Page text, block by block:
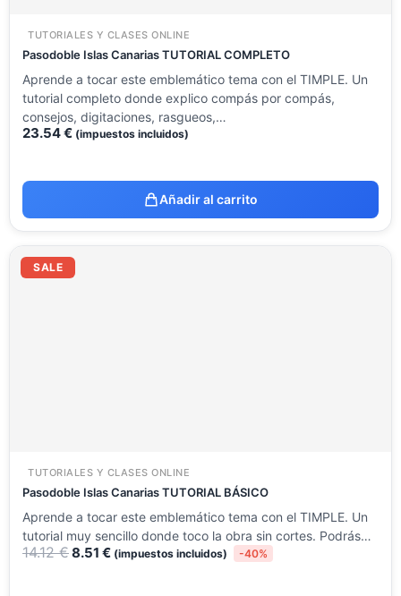
TUTORIALES Y CLASES ONLINE
Pasodoble Islas Canarias TUTORIAL COMPLETO
Aprende a tocar este emblemático tema con el TIMPLE. Un
tutorial completo donde explico compás por compás,
consejos, digitaciones, rasgueos,…
23.54€ (impuestos incluidos)
Añadir al carrito
SALE
TUTORIALES Y CLASES ONLINE
Pasodoble Islas Canarias TUTORIAL BÁSICO
Aprende a tocar este emblemático tema con el TIMPLE. Un
tutorial muy sencillo donde toco la obra sin cortes. Podrás…
14.12€
precio
original
8.51 € (impuestos incluidos) -40%